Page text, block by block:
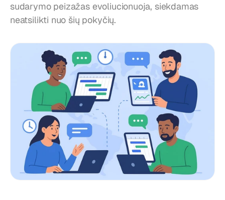
sudarymo peizažas evoliucionuoja, siekdamas
neatsilikti nuo šių pokyčių.